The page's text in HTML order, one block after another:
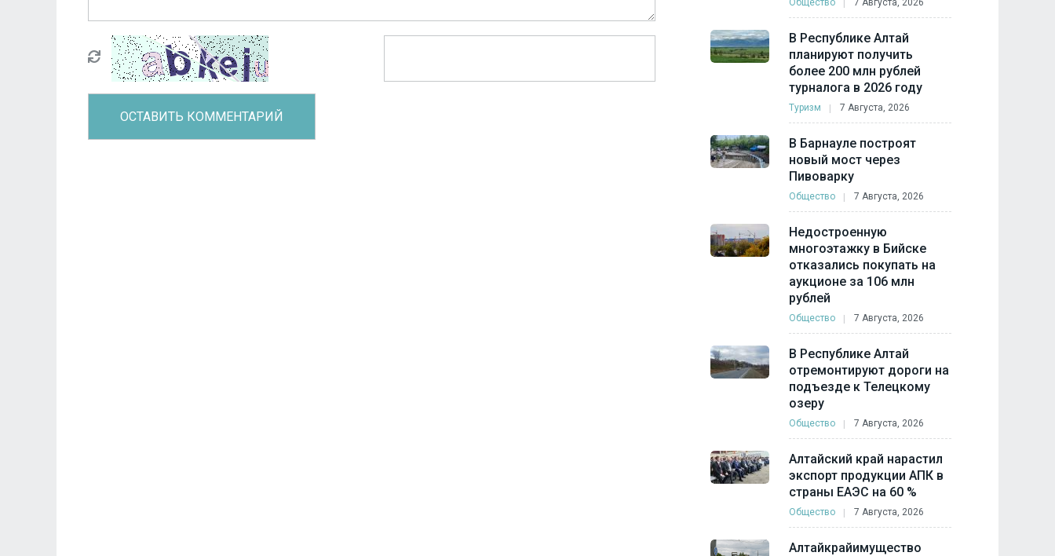
Общество 7 Августа, 2026
В Республике Алтай
планируют получить
более 200 млн рублей
турналога в 2026 году
Туризм 7 Августа, 2026
В Барнауле построят
новый мост через
Пивоварку
Общество 7 Августа, 2026
Недостроенную
многоэтажку в Бийске
отказались покупать на
аукционе за 106 млн
рублей
Общество 7 Августа, 2026
В Республике Алтай
отремонтируют дороги на
подъезде к Телецкому
озеру
Общество 7 Августа, 2026
Алтайский край нарастил
экспорт продукции АПК в
страны ЕАЭС на 60 %
Общество 7 Августа, 2026
Алтайкрайимущество